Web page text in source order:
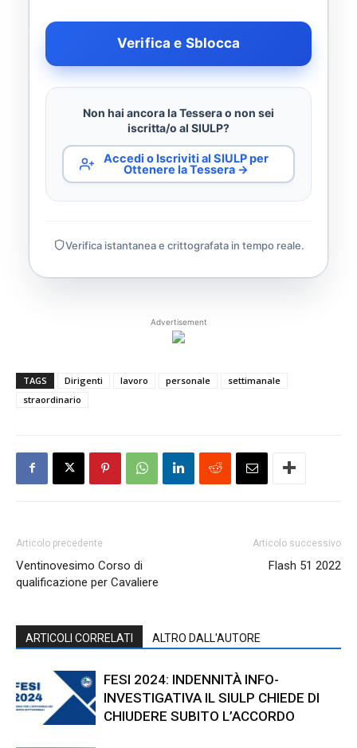
Verifica e Sblocca
Non hai ancora la Tessera o non sei
iscritta/o al SIULP?
Accedi o Iscriviti al SIULP per
Ottenere la Tessera →
Verifica istantanea e crittografata in tempo reale.
Advertisement
TAGS Dirigenti lavoro personale
settimanale
straordinario
Articolo precedente
Ventinovesimo Corso di
qualificazione per Cavaliere
Articolo successivo
Flash 51 2022
ARTICOLI CORRELATI ALTRO DALL'AUTORE
FESI 2024: INDENNITÀ INFO-
INVESTIGATIVA IL SIULP CHIEDE DI
CHIUDERE SUBITO L’ACCORDO